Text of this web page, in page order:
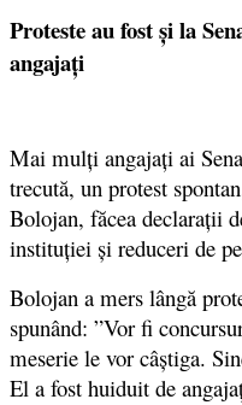
Proteste au fost și la
angajați
Mai mulţi angajaţi ai
trecută, un protest
Bolojan, făcea declaraţii
instituţiei şi reduceri de
Bolojan a mers lângă
spunând: ”Vor fi
meserie le vor câştiga.
El a fost huiduit de